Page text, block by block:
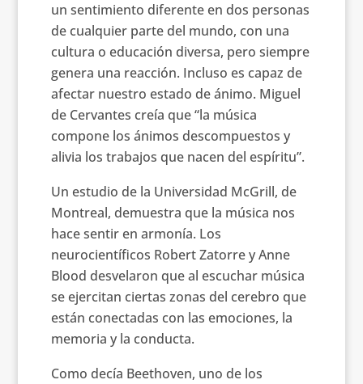
un sentimiento diferente en dos personas
de cualquier parte del mundo, con una
cultura o educación diversa, pero siempre
genera una reacción. Incluso es capaz de
afectar nuestro estado de ánimo. Miguel
de Cervantes creía que “la música
compone los ánimos descompuestos y
alivia los trabajos que nacen del espíritu”.
Un estudio de la Universidad McGrill, de
Montreal, demuestra que la música nos
hace sentir en armonía. Los
neurocientíficos Robert Zatorre y Anne
Blood desvelaron que al escuchar música
se ejercitan ciertas zonas del cerebro que
están conectadas con las emociones, la
memoria y la conducta.
Como decía Beethoven, uno de los